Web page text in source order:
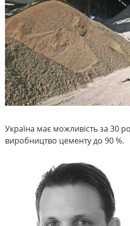
Україна має можливість за 30
виробництво цементу до 90 %.